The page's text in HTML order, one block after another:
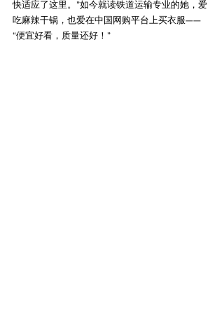
快适应了这里。”如今就读铁道运输专业的她，爱
吃麻辣干锅，也爱在中国网购平台上买衣服——
“便宜好看，质量还好！”